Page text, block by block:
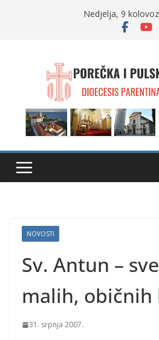
Nedjelja, 9
NOVOSTI
Sv. Antun –
malih, običnih
31. srpnja 2007.